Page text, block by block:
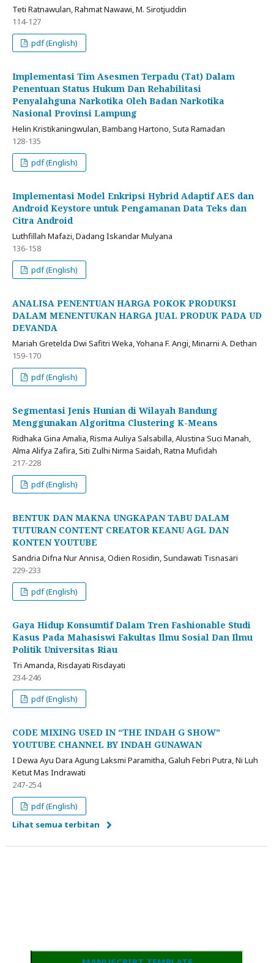
Teti Ratnawulan, Rahmat Nawawi, M. Sirotjuddin
114-127
pdf (English)
Implementasi Tim Asesmen Terpadu (Tat) Dalam
Penentuan Status Hukum Dan Rehabilitasi
Penyalahguna Narkotika Oleh Badan Narkotika
Nasional Provinsi Lampung
Helin Kristikaningwulan, Bambang Hartono, Suta Ramadan
128-135
pdf (English)
Implementasi Model Enkripsi Hybrid Adaptif AES dan
Android Keystore untuk Pengamanan Data Teks dan
Citra Android
Luthfillah Mafazi, Dadang Iskandar Mulyana
136-158
pdf (English)
ANALISA PENENTUAN HARGA POKOK PRODUKSI
DALAM MENENTUKAN HARGA JUAL PRODUK PADA UD
DEVANDA
Mariah Gretelda Dwi Safitri Weka, Yohana F. Angi, Minarni A. Dethan
159-170
pdf (English)
Segmentasi Jenis Hunian di Wilayah Bandung
Menggunakan Algoritma Clustering K-Means
Ridhaka Gina Amalia, Risma Auliya Salsabilla, Alustina Suci Manah,
Alma Alifya Zafira, Siti Zulhi Nirma Saidah, Ratna Mufidah
217-228
pdf (English)
BENTUK DAN MAKNA UNGKAPAN TABU DALAM
TUTURAN CONTENT CREATOR KEANU AGL DAN
KONTEN YOUTUBE
Sandria Difna Nur Annisa, Odien Rosidin, Sundawati Tisnasari
229-233
pdf (English)
Gaya Hidup Konsumtif Dalam Tren Fashionable Studi
Kasus Pada Mahasiswi Fakultas Ilmu Sosial Dan Ilmu
Politik Universitas Riau
Tri Amanda, Risdayati Risdayati
234-246
pdf (English)
CODE MIXING USED IN “THE INDAH G SHOW”
YOUTUBE CHANNEL BY INDAH GUNAWAN
I Dewa Ayu Dara Agung Laksmi Paramitha, Galuh Febri Putra, Ni Luh
Ketut Mas Indrawati
247-254
pdf (English)
Lihat semua terbitan